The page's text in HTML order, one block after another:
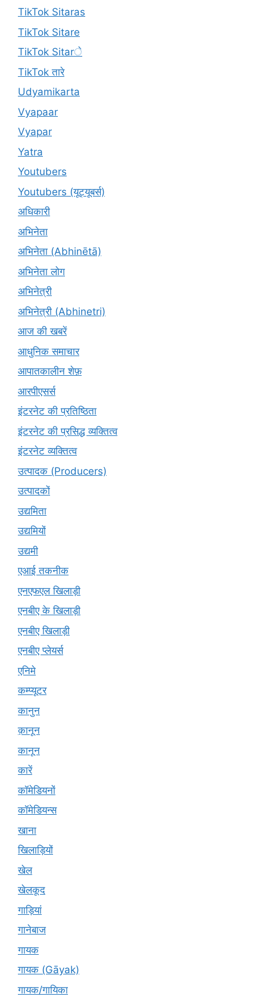
TikTok Sitaras
TikTok Sitare
TikTok Sitarे
TikTok तारे
Udyamikarta
Vyapaar
Vyapar
Yatra
Youtubers
Youtubers (यूट्यूबर्स)
अधिकारी
अभिनेता
अभिनेता (Abhinētā)
अभिनेता लोग
अभिनेत्री
अभिनेत्री (Abhinetri)
आज की खबरें
आधुनिक समाचार
आपातकालीन शेफ़
आरपीएसर्स
इंटरनेट की प्रतिष्ठिता
इंटरनेट की प्रसिद्ध व्यक्तित्व
इंटरनेट व्यक्तित्व
उत्पादक (Producers)
उत्पादकों
उद्यमिता
उद्यमियों
उद्यमी
एआई तकनीक
एनएफएल खिलाड़ी
एनबीए के खिलाड़ी
एनबीए खिलाड़ी
एनबीए प्लेयर्स
एनिमे
कम्प्यूटर
कानुन
क़ानून
कानून
कारें
कॉमेडियनों
कॉमेडियन्स
खाना
खिलाड़ियों
खेल
खेलकूद
गाड़ियां
गानेबाज
गायक
गायक (Gāyak)
गायक/गायिका